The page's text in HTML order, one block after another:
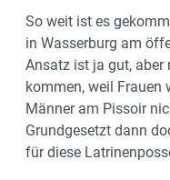
So weit ist es
in Wasserburg am
Ansatz ist ja gut, aber
kommen, weil Frauen
Männer am Pissoir
Grundgesetzt dann
für diese